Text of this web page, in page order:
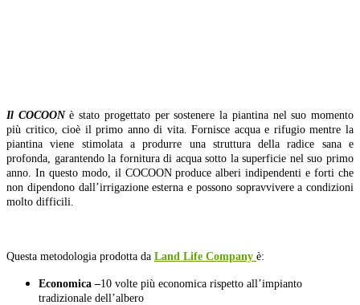
Il COCOONè stato progettato per sostenere la piantina nel suo momento
più critico, cioè il primo anno di vita. Fornisce acqua e rifugio mentre la
piantina viene stimolata a produrre una struttura della radice sana e
profonda, garantendo la fornitura di acqua sotto la superficie nel suo primo
anno. In questo modo, il COCOON produce alberi indipendenti e forti che
non dipendono dall’irrigazione esterna e possono sopravvivere a condizioni
molto difficili.
Questa metodologia prodotta da Land Life Company è:
Economica –10 volte più economica rispetto all’impianto
tradizionale dell’albero